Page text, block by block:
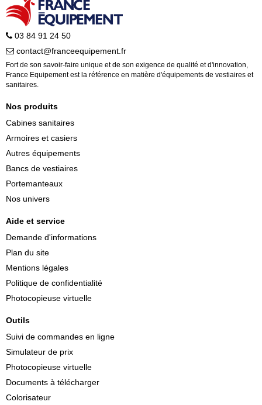
03 84 91 24 50
contact@franceequipement.fr
Fort de son savoir-faire unique et de son exigence de qualité et d'innovation,
France Equipement est la référence en matière d'équipements de vestiaires et
sanitaires.
Nos produits
Cabines sanitaires
Armoires et casiers
Autres équipements
Bancs de vestiaires
Portemanteaux
Nos univers
Aide et service
Demande d'informations
Plan du site
Mentions légales
Politique de confidentialité
Photocopieuse virtuelle
Outils
Suivi de commandes en ligne
Simulateur de prix
Photocopieuse virtuelle
Documents à télécharger
Colorisateur